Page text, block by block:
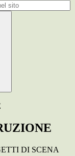
DI SCENA